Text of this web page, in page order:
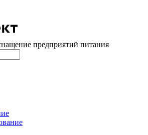
предприятий питания